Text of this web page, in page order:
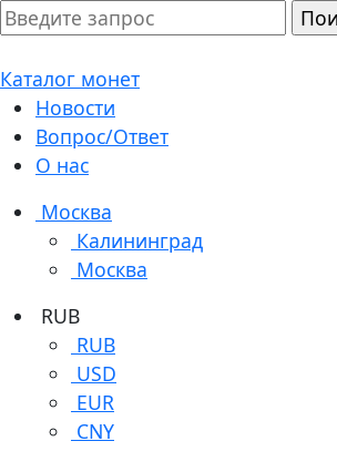
Каталог монет
Новости
Вопрос/Ответ
О нас
Москва
Калининград
Москва
RUB
RUB
USD
EUR
CNY